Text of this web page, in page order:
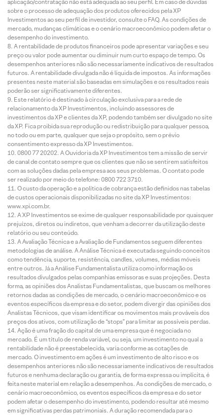
aplicação/contratação não está adequada ao seu perfil. Em caso de dúvidas
sobre o processo de adequação dos produtos oferecidos pela XP
Investimentos ao seu perfil de investidor, consulte o FAQ. As condições de
mercado, mudanças climáticas e o cenário macroeconômico podem afetar o
desempenho do investimento.
A rentabilidade de produtos financeiros pode apresentar variações e seu
preço ou valor pode aumentar ou diminuir num curto espaço de tempo. Os
desempenhos anteriores não são necessariamente indicativos de resultados
futuros. A rentabilidade divulgada não é líquida de impostos. As informações
presentes neste material são baseadas em simulações e os resultados reais
poderão ser significativamente diferentes.
Este relatório é destinado à circulação exclusiva para a rede de
relacionamento da XP Investimentos, incluindo assessores de
investimentos da XP e clientes da XP, podendo também ser divulgado no site
da XP. Fica proibida sua reprodução ou redistribuição para qualquer pessoa,
no todo ou em parte, qualquer que seja o propósito, sem o prévio
consentimento expresso da XP Investimentos.
0800 77 20202. A Ouvidoria da XP Investimentos tem a missão de servir
de canal de contato sempre que os clientes que não se sentirem satisfeitos
com as soluções dadas pela empresa aos seus problemas. O contato pode
ser realizado por meio do telefone: 0800 722 3710.
O custo da operação e a política de cobrança estão definidos nas tabelas
de custos operacionais disponibilizadas no site da XP Investimentos:
www.xpi.com.br.
A XP Investimentos se exime de qualquer responsabilidade por quaisquer
prejuízos, diretos ou indiretos, que venham a decorrer da utilização deste
relatório ou seu conteúdo.
A Avaliação Técnica e a Avaliação de Fundamentos seguem diferentes
metodologias de análise. A Análise Técnica é executada seguindo conceitos
como tendência, suporte, resistência, candles, volumes, médias móveis
entre outros. Já a Análise Fundamentalista utiliza como informação os
resultados divulgados pelas companhias emissoras e suas projeções. Desta
forma, as opiniões dos Analistas Fundamentalistas, que buscam os melhores
retornos dadas as condições de mercado, o cenário macroeconômico e os
eventos específicos da empresa e do setor, podem divergir das opiniões dos
Analistas Técnicos, que visam identificar os movimentos mais prováveis dos
preços dos ativos, com utilização de “stops” para limitar as possíveis perdas.
Ação é uma fração do capital de uma empresa que é negociada no
mercado. É um título de renda variável, ou seja, um investimento no qual a
rentabilidade não é preestabelecida, varia conforme as cotações de
mercado. O investimento em ações é um investimento de alto risco e os
desempenhos anteriores não são necessariamente indicativos de resultados
futuros e nenhuma declaração ou garantia, de forma expressa ou implícita, é
feita neste material em relação a desempenhos. As condições de mercado, o
cenário macroeconômico, os eventos específicos da empresa e do setor
podem afetar o desempenho do investimento, podendo resultar até mesmo
em significativas perdas patrimoniais. A duração recomendada para o